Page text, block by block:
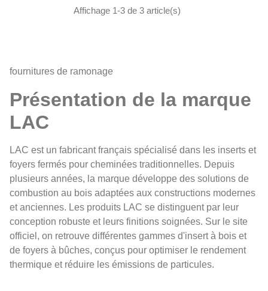
Affichage 1-3 de 3 article(s)
fournitures de ramonage
Présentation de la marque
LAC
LAC est un fabricant français spécialisé dans les inserts et
foyers fermés pour cheminées traditionnelles. Depuis
plusieurs années, la marque développe des solutions de
combustion au bois adaptées aux constructions modernes
et anciennes. Les produits LAC se distinguent par leur
conception robuste et leurs finitions soignées. Sur le site
officiel, on retrouve différentes gammes d'insert à bois et
de foyers à bûches, conçus pour optimiser le rendement
thermique et réduire les émissions de particules.